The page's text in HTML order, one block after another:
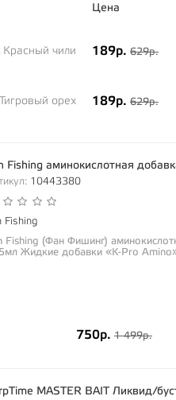
Цена
Красный чили 189р. 629р.
Тигровый орех 189р. 629р.
Fishing аминокислотная
10443380
Fishing
Fishing (Фан Фишинг)
Жидкие добавки «K-Pro
750р. 1 499р.
MASTER BAIT Ликвид/